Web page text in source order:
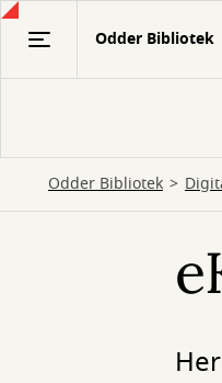
Gå
Odder Bibliotek
Odder Bibliotek